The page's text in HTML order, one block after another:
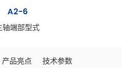
A2-6
轴端部型式
产品亮点
技术参数